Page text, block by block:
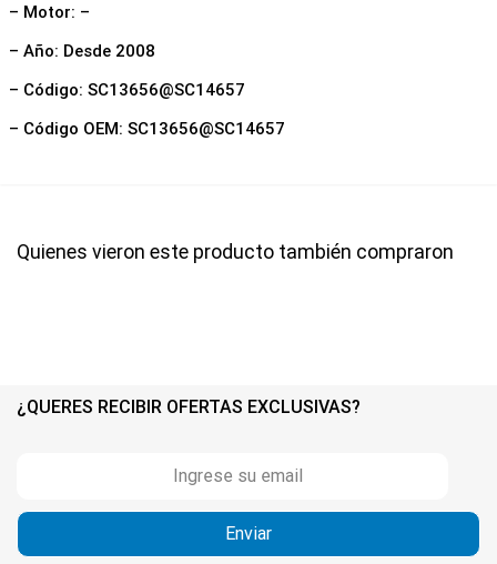
– Motor: –
– Año: Desde 2008
– Código: SC13656@SC14657
– Código OEM: SC13656@SC14657
Quienes vieron este producto también compraron
¿QUERES RECIBIR OFERTAS EXCLUSIVAS?